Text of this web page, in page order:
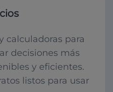
calculadoras para
decisiones más
y eficientes.
listos para usar